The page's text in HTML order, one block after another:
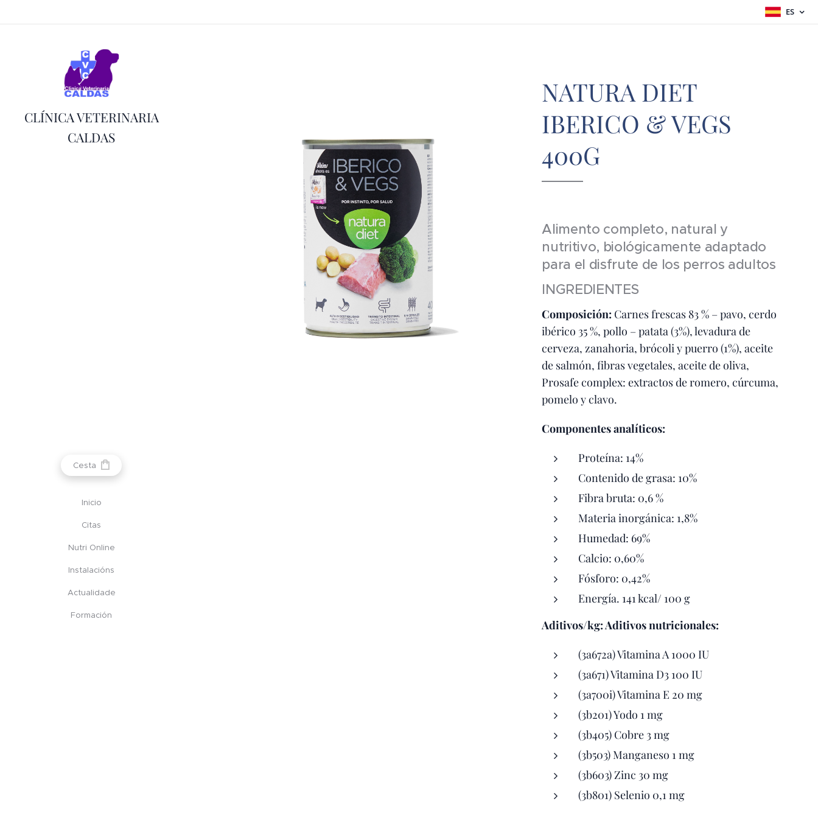
ES
CLÍNICA VETERINARIA
CALDAS
Cesta
Inicio
Citas
Nutri Online
Instalacións
Actualidade
Formación
NATURA DIET
IBERICO & VEGS
400G
Alimento completo, natural y
nutritivo, biológicamente adaptado
para el disfrute de los perros adultos
INGREDIENTES
Composición: Carnes frescas 83 % – pavo, cerdo
ibérico 35 %, pollo – patata (3%), levadura de
cerveza, zanahoria, brócoli y puerro (1%), aceite
de salmón, fibras vegetales, aceite de oliva,
Prosafe complex: extractos de romero, cúrcuma,
pomelo y clavo.
Componentes analíticos:
Proteína: 14%
Contenido de grasa: 10%
Fibra bruta: 0,6 %
Materia inorgánica: 1,8%
Humedad: 69%
Calcio: 0,60%
Fósforo: 0,42%
Energía. 141 kcal/ 100 g
Aditivos/kg: Aditivos nutricionales:
(3a672a) Vitamina A 1000 IU
(3a671) Vitamina D3 100 IU
(3a700i) Vitamina E 20 mg
(3b201) Yodo 1 mg
(3b405) Cobre 3 mg
(3b503) Manganeso 1 mg
(3b603) Zinc 30 mg
(3b801) Selenio 0,1 mg